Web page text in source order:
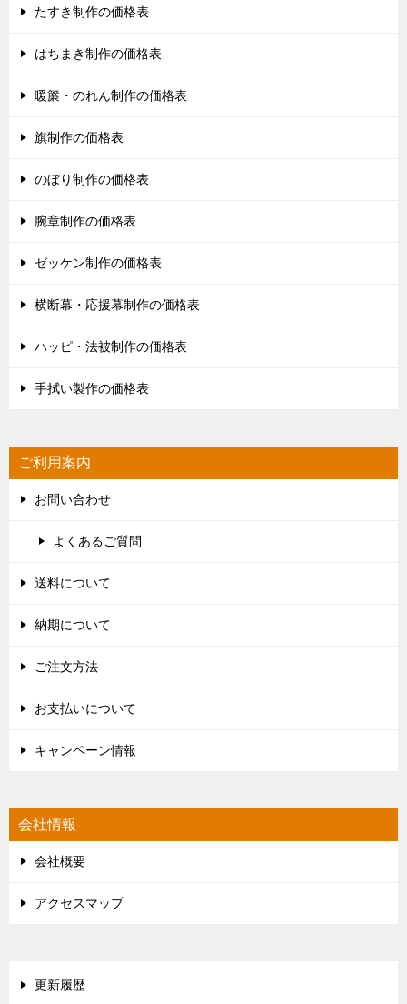
たすき制作の価格表
はちまき制作の価格表
暖簾・のれん制作の価格表
旗制作の価格表
のぼり制作の価格表
腕章制作の価格表
ゼッケン制作の価格表
横断幕・応援幕制作の価格表
ハッピ・法被制作の価格表
手拭い製作の価格表
ご利用案内
お問い合わせ
よくあるご質問
送料について
納期について
ご注文方法
お支払いについて
キャンペーン情報
会社情報
会社概要
アクセスマップ
更新履歴